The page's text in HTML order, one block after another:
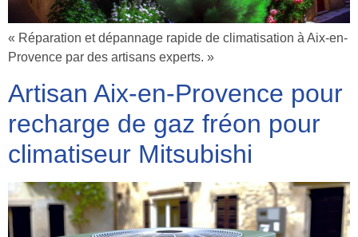
« Réparation et dépannage rapide de climatisation à Aix-en-
Provence par des artisans experts. »
Artisan Aix-en-Provence pour
recharge de gaz fréon pour
climatiseur Mitsubishi